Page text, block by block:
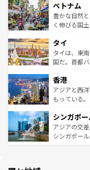
参照してほし
容にもいい
照してほし
き、地方に
できる。そ
まで、さま
リティに包
覧を参照し
ベトナム
豊かな自然
く伸びる国
急速な発展
ーチミン市
醸し出して
とつ。フォ
ひ現地で味
が旅行者を
参照してほし
タイ
タイは、東
国だ。首都
の活気が交
帯で自然と
いビーチで
激する。気
が待ってい
た文化、そ
香港
アジアと西
もっている
み、どこを
ており、効
うな絶景か
シンガポ
アジアの交
シンガポー